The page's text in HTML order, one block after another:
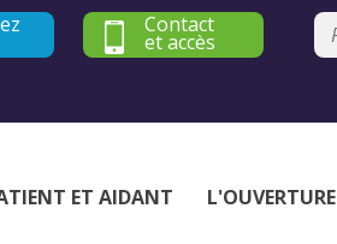
Contact
et accès
ET AIDANT L'OUVERTURE